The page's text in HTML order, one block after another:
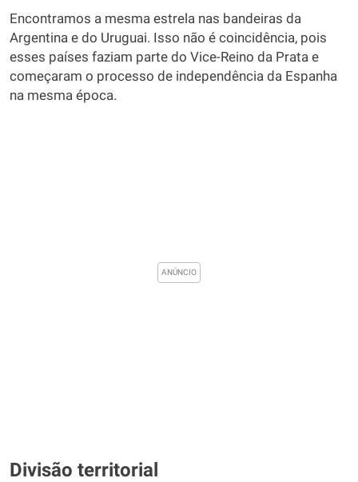
Encontramos a mesma estrela nas bandeiras da
Argentina e do Uruguai. Isso não é coincidência, pois
esses países faziam parte do Vice-Reino da Prata e
começaram o processo de independência da Espanha
na mesma época.
Divisão territorial